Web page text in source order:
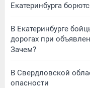
Екатеринбурга
В Екатеринбурге
дорогах при
Зачем?
В Свердловской
опасности